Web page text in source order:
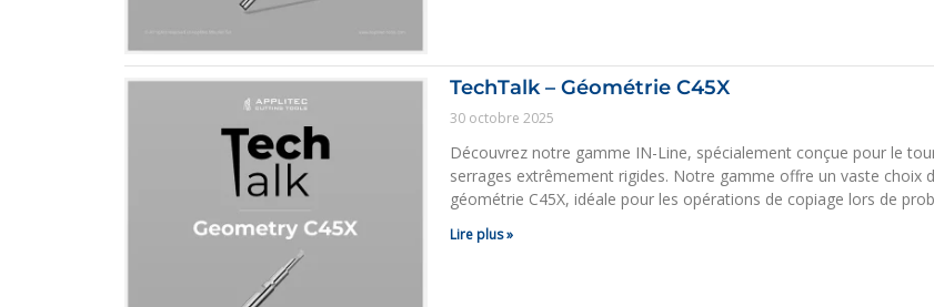
TechTalk – Géométrie C45X
30 octobre 2025
Découvrez notre gamme IN-Line, spécialement conçue pour le
serrages extrêmement rigides. Notre gamme offre un vaste choix
géométrie C45X, idéale pour les opérations de copiage lors de
Lire plus »